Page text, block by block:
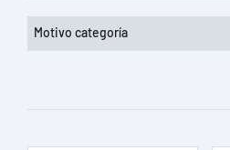
Motivo categoría